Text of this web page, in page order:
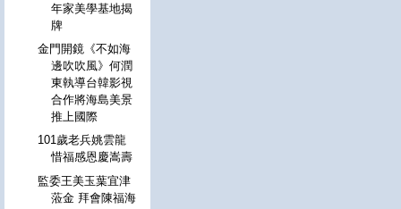
年家美學基地揭
牌
金門開鏡《不如海
邊吹吹風》何潤
東執導台韓影視
合作將海島美景
推上國際
101歲老兵姚雲龍
惜福感恩慶嵩壽
監委王美玉葉宜津
蒞金 拜會陳福海